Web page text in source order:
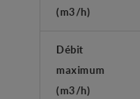
(m3/h)
Débit
maximum
(m3/h)